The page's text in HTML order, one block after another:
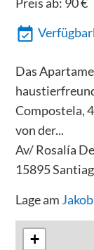
Das
Compostela,
von der...
Av/ Rosalía
15895
Lage am
+